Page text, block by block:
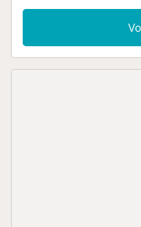
en gardant son charme
entrée privée, d’un jardin,
espace pique-nique,
un avec table de ping-